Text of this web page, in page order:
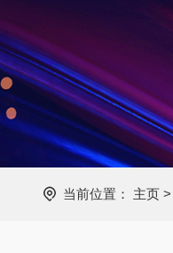
当前位置： 主页 >